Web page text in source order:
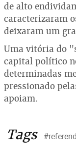
de alto
caracterizaram
deixaram um
Uma vitória do
capital político
determinadas
pressionado
apoiam.
Tags